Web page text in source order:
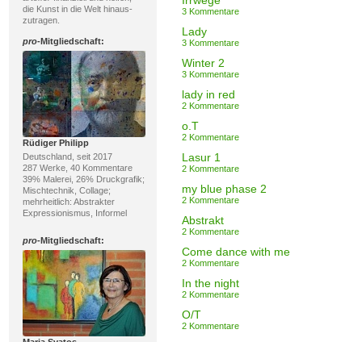
die Kunst in die Welt hinaus-
zutragen.
pro-Mitgliedschaft:
Rüdiger Philipp
Deutschland, seit 2017
287 Werke, 40 Kommentare
39% Malerei, 26% Druckgrafik;
Mischtechnik, Collage;
mehrheitlich: Abstrakter
Expressionismus, Informel
pro-Mitgliedschaft:
3 Kommentare
Lady
3 Kommentare
Winter 2
3 Kommentare
lady in red
2 Kommentare
o.T
2 Kommentare
Lasur 1
2 Kommentare
my blue phase 2
2 Kommentare
Abstrakt
2 Kommentare
Come dance with me
2 Kommentare
In the night
2 Kommentare
O/T
2 Kommentare